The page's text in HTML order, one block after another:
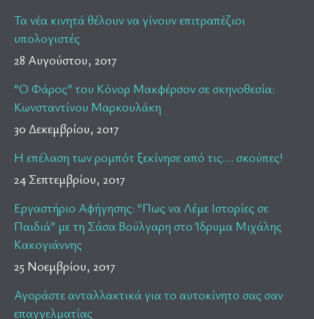
Τα νέα κινητά θέλουν να γίνουν επιτραπέζιοι
υπολογιστές
28 Αυγούστου, 2017
“Ο Φάρος” του Κόνορ Μακφέρσον σε σκηνοθεσία:
Κωνσταντίνου Μαρκουλάκη
30 Δεκεμβρίου, 2017
Η επέλαση των ρομπότ ξεκίνησε από τις…. σκούπες!
24 Σεπτεμβρίου, 2017
Εργαστήριο Αφήγησης: “Πως να Λέμε Ιστορίες σε
Παιδιά” με τη Σάσα Βούλγαρη στο Ίδρυμα Μιχάλης
Κακογιάννης
25 Νοεμβρίου, 2017
Αγοράστε ανταλλακτικά για το αυτοκίνητο σας σαν
επαγγελματίας